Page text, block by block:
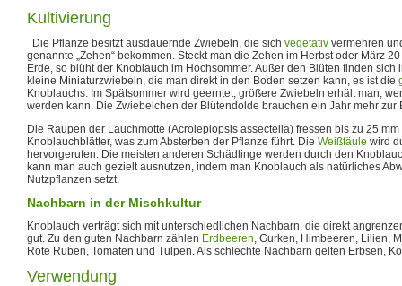
Kultivierung
Die Pflanze besitzt ausdauernde Zwiebeln, die sich vegetativ vermehren
genannte „Zehen“ bekommen. Steckt man die Zehen im Herbst oder März
Erde, so blüht der Knoblauch im Hochsommer. Außer den Blüten finden
kleine Miniaturzwiebeln, die man direkt in den Boden setzen kann, es ist die
Knoblauchs. Im Spätsommer wird geerntet, größere Zwiebeln erhält man,
werden kann. Die Zwiebelchen der Blütendolde brauchen ein Jahr mehr zur
Die Raupen der Lauchmotte (Acrolepiopsis assectella) fressen bis zu 25
Knoblauchblätter, was zum Absterben der Pflanze führt. Die Weißfäule wird
hervorgerufen. Die meisten anderen Schädlinge werden durch den
kann man auch gezielt ausnutzen, indem man Knoblauch als natürliches
Nutzpflanzen setzt.
Nachbarn in der Mischkultur
Knoblauch verträgt sich mit unterschiedlichen Nachbarn, die direkt
gut. Zu den guten Nachbarn zählen Erdbeeren, Gurken, Himbeeren, Lilien,
Rote Rüben, Tomaten und Tulpen. Als schlechte Nachbarn gelten Erbsen,
Verwendung